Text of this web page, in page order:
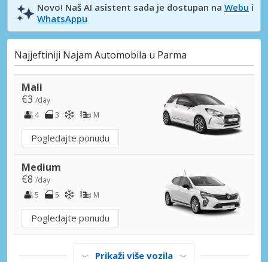
Novo! Naš AI asistent sada je dostupan na Webu i
WhatsAppu
Najjeftiniji Najam Automobila u Parma
Mali
€3 /day
4
3 M
Pogledajte ponudu
Medium
€8 /day
5
5 M
Pogledajte ponudu
Prikaži više vozila